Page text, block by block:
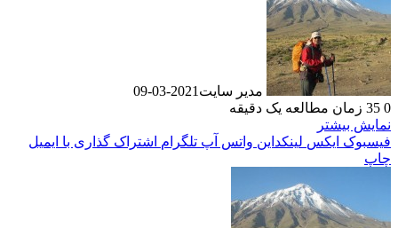
مدیر سایت 2021-03-09
0
زمان مطالعه یک دقیقه
نمایش بیشتر
فیسبوک ایکس لینکداین واتس آپ تلگرام اشتراک گذاری با ایمیل
چاپ